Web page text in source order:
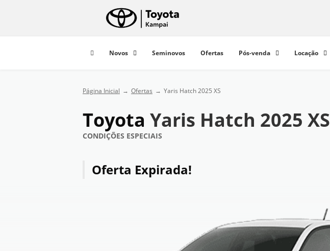
Novos Seminovos Ofertas Pós-venda Locação
Página Inicial Ofertas Yaris Hatch 2025 XS
Toyota Yaris Hatch 2025 XS
CONDIÇÕES ESPECIAIS
Oferta Expirada!